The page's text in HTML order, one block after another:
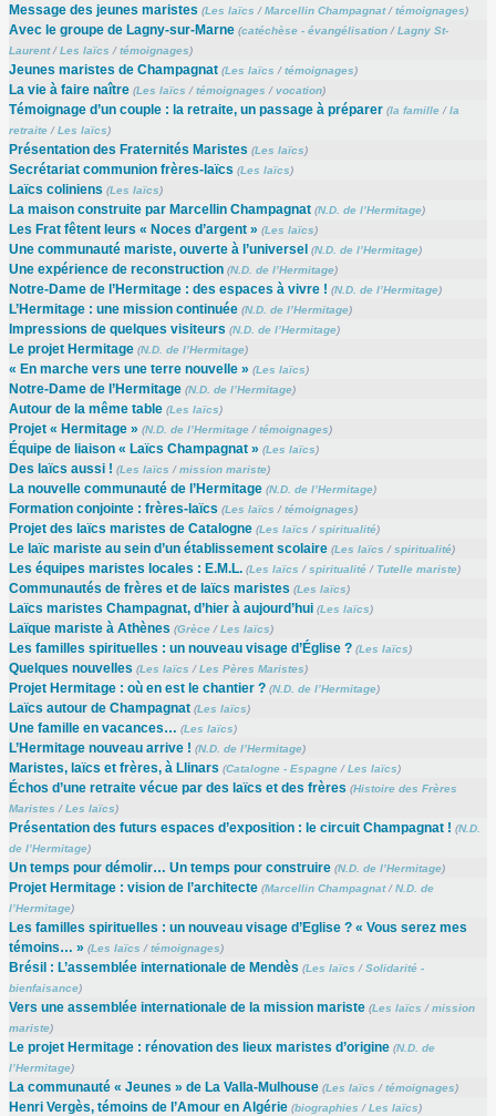
Message des jeunes maristes (Les laïcs /Marcellin Champagnat/témoignages)
Avec le groupe de Lagny-sur-Marne (catéchèse - évangélisation/Lagny St-
Laurent/Les laïcs /témoignages)
Jeunes maristes de Champagnat (Les laïcs /témoignages)
La vie à faire naître (Les laïcs /témoignages /vocation)
Témoignage d’un couple : la retraite, un passage à préparer (la famille/la
retraite/Les laïcs)
Présentation des Fraternités Maristes (Les laïcs)
Secrétariat communion frères-laïcs (Les laïcs)
Laïcs coliniens (Les laïcs)
La maison construite par Marcellin Champagnat (N.D. de l’Hermitage)
Les Frat fêtent leurs « Noces d’argent » (Les laïcs)
Une communauté mariste, ouverte à l’universel (N.D. de l’Hermitage)
Une expérience de reconstruction (N.D. de l’Hermitage)
Notre-Dame de l’Hermitage : des espaces à vivre ! (N.D. de l’Hermitage)
L’Hermitage : une mission continuée (N.D. de l’Hermitage)
Impressions de quelques visiteurs (N.D. de l’Hermitage)
Le projet Hermitage (N.D. de l’Hermitage)
« En marche vers une terre nouvelle » (Les laïcs)
Notre-Dame de l’Hermitage (N.D. de l’Hermitage)
Autour de la même table (Les laïcs)
Projet « Hermitage » (N.D. de l’Hermitage/témoignages)
Équipe de liaison « Laïcs Champagnat » (Les laïcs)
Des laïcs aussi ! (Les laïcs /mission mariste)
La nouvelle communauté de l’Hermitage (N.D. de l’Hermitage)
Formation conjointe : frères-laïcs (Les laïcs /témoignages)
Projet des laïcs maristes de Catalogne (Les laïcs /spiritualité)
Le laïc mariste au sein d’un établissement scolaire (Les laïcs / spiritualité)
Les équipes maristes locales : E.M.L. (Les laïcs /spiritualité/ Tutelle mariste)
Communautés de frères et de laïcs maristes (Les laïcs)
Laïcs maristes Champagnat, d’hier à aujourd’hui (Les laïcs)
Laïque mariste à Athènes (Grèce/Les laïcs)
Les familles spirituelles : un nouveau visage d’Église ? (Les laïcs)
Quelques nouvelles (Les laïcs /Les Pères Maristes)
Projet Hermitage : où en est le chantier ? (N.D. de l’Hermitage)
Laïcs autour de Champagnat (Les laïcs)
Une famille en vacances… (Les laïcs)
L’Hermitage nouveau arrive ! (N.D. de l’Hermitage)
Maristes, laïcs et frères, à Llinars (Catalogne - Espagne/Les laïcs)
Échos d’une retraite vécue par des laïcs et des frères (Histoire des Frères
Maristes /Les laïcs)
Présentation des futurs espaces d’exposition : le circuit Champagnat ! (N.D.
de l’Hermitage)
Un temps pour démolir… Un temps pour construire (N.D. de l’Hermitage)
Projet Hermitage : vision de l’architecte (Marcellin Champagnat/N.D. de
l’Hermitage)
Les familles spirituelles : un nouveau visage d’Eglise ? « Vous serez mes
témoins… » (Les laïcs /témoignages)
Brésil : L’assemblée internationale de Mendès (Les laïcs /Solidarité -
bienfaisance)
Vers une assemblée internationale de la mission mariste (Les laïcs /mission
mariste)
Le projet Hermitage : rénovation des lieux maristes d’origine (N.D. de
l’Hermitage)
La communauté « Jeunes » de La Valla-Mulhouse (Les laïcs /témoignages)
Henri Vergès, témoins de l’Amour en Algérie (biographies /Les laïcs)